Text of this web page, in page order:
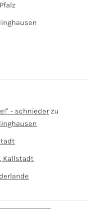
- schniederzu
Kallstadt